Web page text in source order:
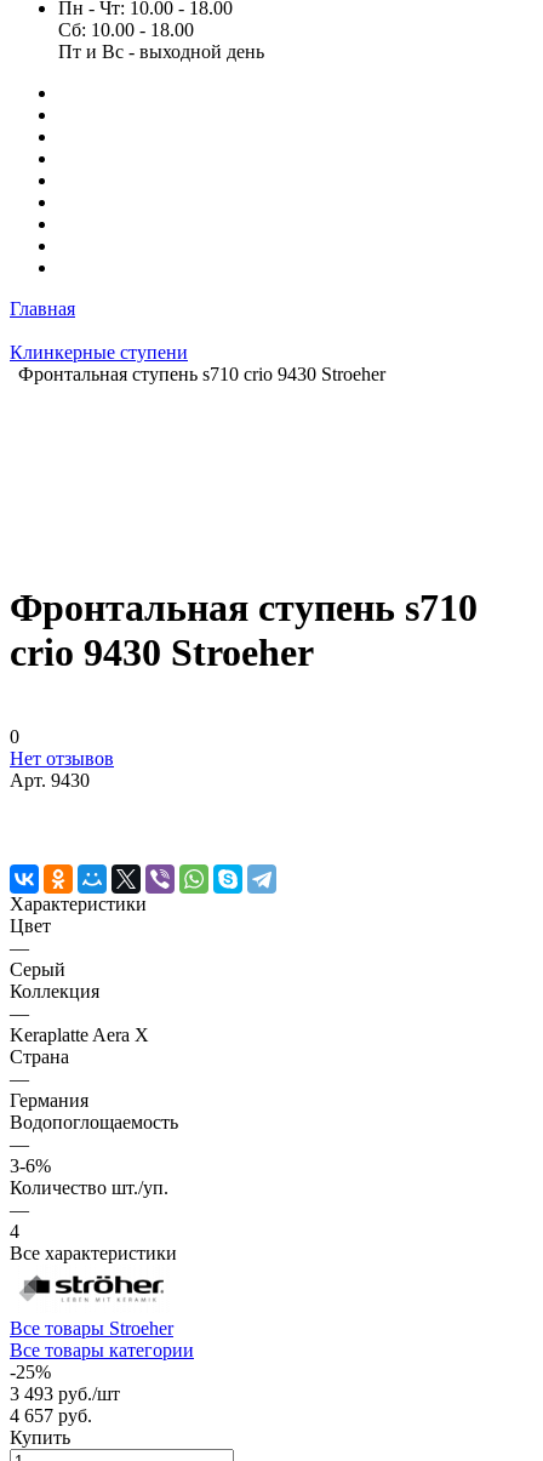
Пн - Чт: 10.00 - 18.00
Сб: 10.00 - 18.00
Пт и Вс - выходной день
Главная
Клинкерные ступени
Фронтальная ступень s710 crio 9430 Stroeher
Фронтальная ступень s710
crio 9430 Stroeher
0
Нет отзывов
Арт. 9430
Характеристики
Цвет
—
Серый
Коллекция
—
Keraplatte Aera X
Страна
—
Германия
Водопоглощаемость
—
3-6%
Количество шт./уп.
—
4
Все характеристики
Все товары Stroeher
Все товары категории
-25%
3 493 руб./шт
4 657 руб.
Купить